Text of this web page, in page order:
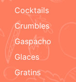
cocktails
crumbles
Gaspacho
glaces
gratins